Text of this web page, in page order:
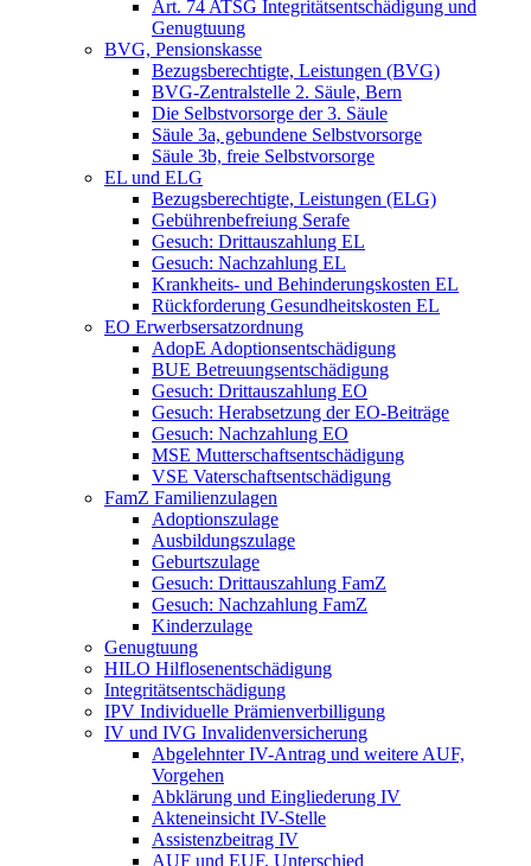
Art. 74 ATSG Integritätsentschädigung und
Genugtuung
BVG, Pensionskasse
Bezugsberechtigte, Leistungen (BVG)
BVG-Zentralstelle 2. Säule, Bern
Die Selbstvorsorge der 3. Säule
Säule 3a, gebundene Selbstvorsorge
Säule 3b, freie Selbstvorsorge
EL und ELG
Bezugsberechtigte, Leistungen (ELG)
Gebührenbefreiung Serafe
Gesuch: Drittauszahlung EL
Gesuch: Nachzahlung EL
Krankheits- und Behinderungskosten EL
Rückforderung Gesundheitskosten EL
EO Erwerbsersatzordnung
AdopE Adoptionsentschädigung
BUE Betreuungsentschädigung
Gesuch: Drittauszahlung EO
Gesuch: Herabsetzung der EO-Beiträge
Gesuch: Nachzahlung EO
MSE Mutterschaftsentschädigung
VSE Vaterschaftsentschädigung
FamZ Familienzulagen
Adoptionszulage
Ausbildungszulage
Geburtszulage
Gesuch: Drittauszahlung FamZ
Gesuch: Nachzahlung FamZ
Kinderzulage
Genugtuung
HILO Hilflosenentschädigung
Integritätsentschädigung
IPV Individuelle Prämienverbilligung
IV und IVG Invalidenversicherung
Abgelehnter IV-Antrag und weitere AUF,
Vorgehen
Abklärung und Eingliederung IV
Akteneinsicht IV-Stelle
Assistenzbeitrag IV
AUF und EUF, Unterschied